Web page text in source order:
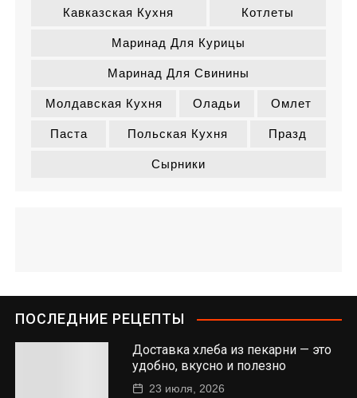
Кавказская Кухня Котлеты
Маринад Для Курицы
Маринад Для Свинины
Молдавская Кухня Оладьи Омлет
Паста Польская Кухня Празд
Сырники
ПОСЛЕДНИЕ РЕЦЕПТЫ
Доставка хлеба из пекарни — это
удобно, вкусно и полезно
23 июля, 2026